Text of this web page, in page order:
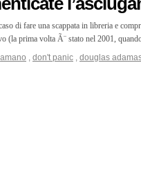
di fare una scappata in libreria e
(la prima volta Ã¨ stato nel 2001,
, don't panic , douglas